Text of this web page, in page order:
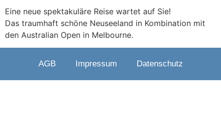
Eine neue spektakuläre Reise wartet auf Sie!
Das traumhaft schöne Neuseeland in Kombination mit
den Australian Open in Melbourne.
AGB Impressum Datenschutz